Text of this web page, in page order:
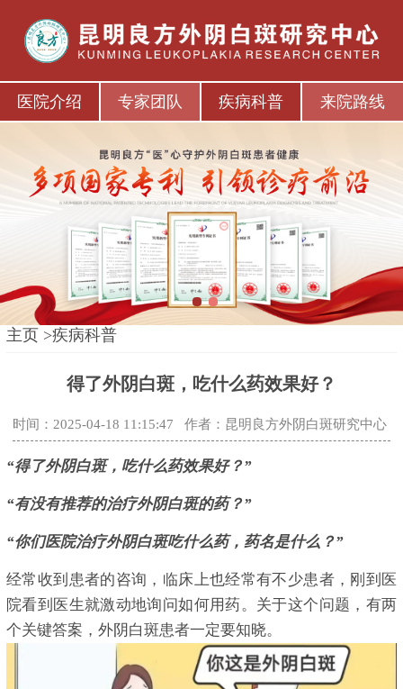
医院介绍 专家团队 疾病科普 来院路线
主页 >疾病科普
得了外阴白斑，吃什么药效果好？
时间：2025-04-18 11:15:47 作者：昆明良方外阴白斑研究中心
“得了外阴白斑，吃什么药效果好？”
“有没有推荐的治疗外阴白斑的药？”
“你们医院治疗外阴白斑吃什么药，药名是什么？”
经常收到患者的咨询，临床上也经常有不少患者，刚到医
院看到医生就激动地询问如何用药。关于这个问题，有两
个关键答案，外阴白斑患者一定要知晓。